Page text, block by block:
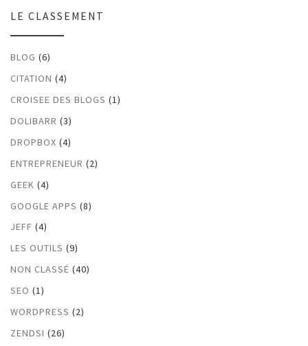
LE CLASSEMENT
BLOG (6)
CITATION (4)
CROISEE DES BLOGS (1)
DOLIBARR (3)
DROPBOX (4)
ENTREPRENEUR (2)
GEEK (4)
GOOGLE APPS (8)
JEFF (4)
LES OUTILS (9)
NON CLASSÉ (40)
SEO (1)
WORDPRESS (2)
ZENDSI (26)